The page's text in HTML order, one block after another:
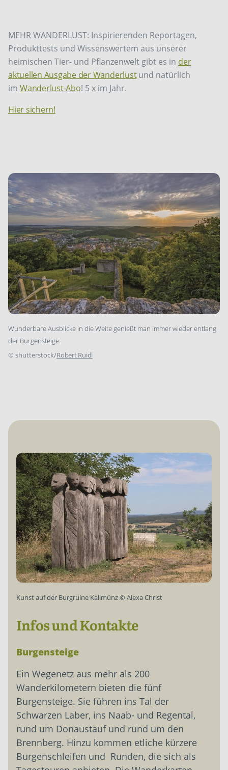
MEHR WANDERLUST: Inspirierenden Reportagen,
Produkttests und Wissenswertem aus unserer
heimischen Tier- und Pflanzenwelt gibt es in der
aktuellen Ausgabe der Wanderlustund natürlich
im Wanderlust-Abo! 5 x im Jahr.
Hier sichern!
Wunderbare Ausblicke in die Weite genießt man immer wieder ­entlang
der Burgensteige.
© shutterstock/Robert Ruidl
Kunst auf der Burgruine Kallmünz© Alexa Christ
Infos und Kontakte
Burgensteige
Ein Wegenetz aus mehr als 200
Wanderkilometern bieten die fünf
Burgensteige. Sie führen ins Tal der
Schwarzen Laber, ins Naab- und Regental,
rund um Donaustauf und rund um den
Brennberg. Hinzu kommen etliche kürzere
Burgenschleifen und Runden, die sich als